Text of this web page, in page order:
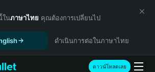
ในภาษาไทย คุณต้องการเปลี่ยนไป
ดำเนินการต่อในภาษาไทย
ดาวน์โหลดเลย